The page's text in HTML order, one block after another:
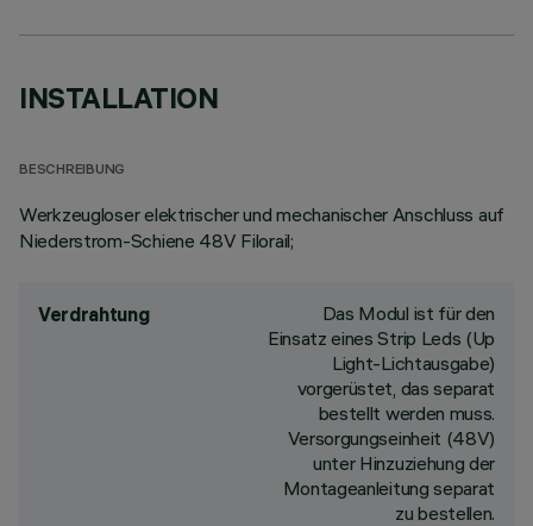
INSTALLATION
BESCHREIBUNG
Werkzeugloser elektrischer und mechanischer Anschluss auf
Niederstrom-Schiene 48V Filorail;
Verdrahtung
Das Modul ist für den
Einsatz eines Strip Leds (Up
Light-Lichtausgabe)
vorgerüstet, das separat
bestellt werden muss.
Versorgungseinheit (48V)
unter Hinzuziehung der
Montageanleitung separat
zu bestellen.